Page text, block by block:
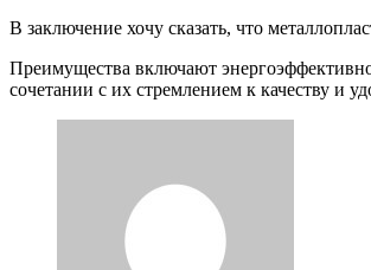
В заключение хочу сказать, что
Преимущества включают
сочетании с их стремлением к качеству и